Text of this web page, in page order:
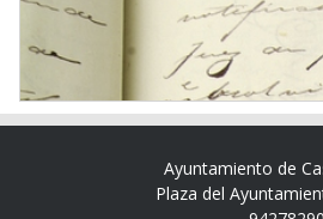
Ayuntamiento de
Plaza del